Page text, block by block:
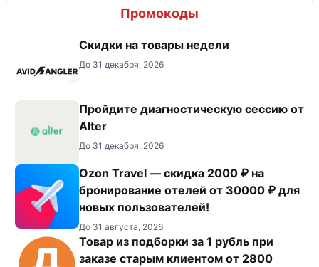
Промокоды
Скидки на товары недели
До 31 декабря, 2026
Пройдите диагностическую сессию от
Alter
До 31 декабря, 2026
Ozon Travel — скидка 2000 ₽ на
бронирование отелей от 30000 ₽ для
новых пользователей!
До 31 августа, 2026
Товар из подборки за 1 рубль при
заказе старым клиентом от 2800